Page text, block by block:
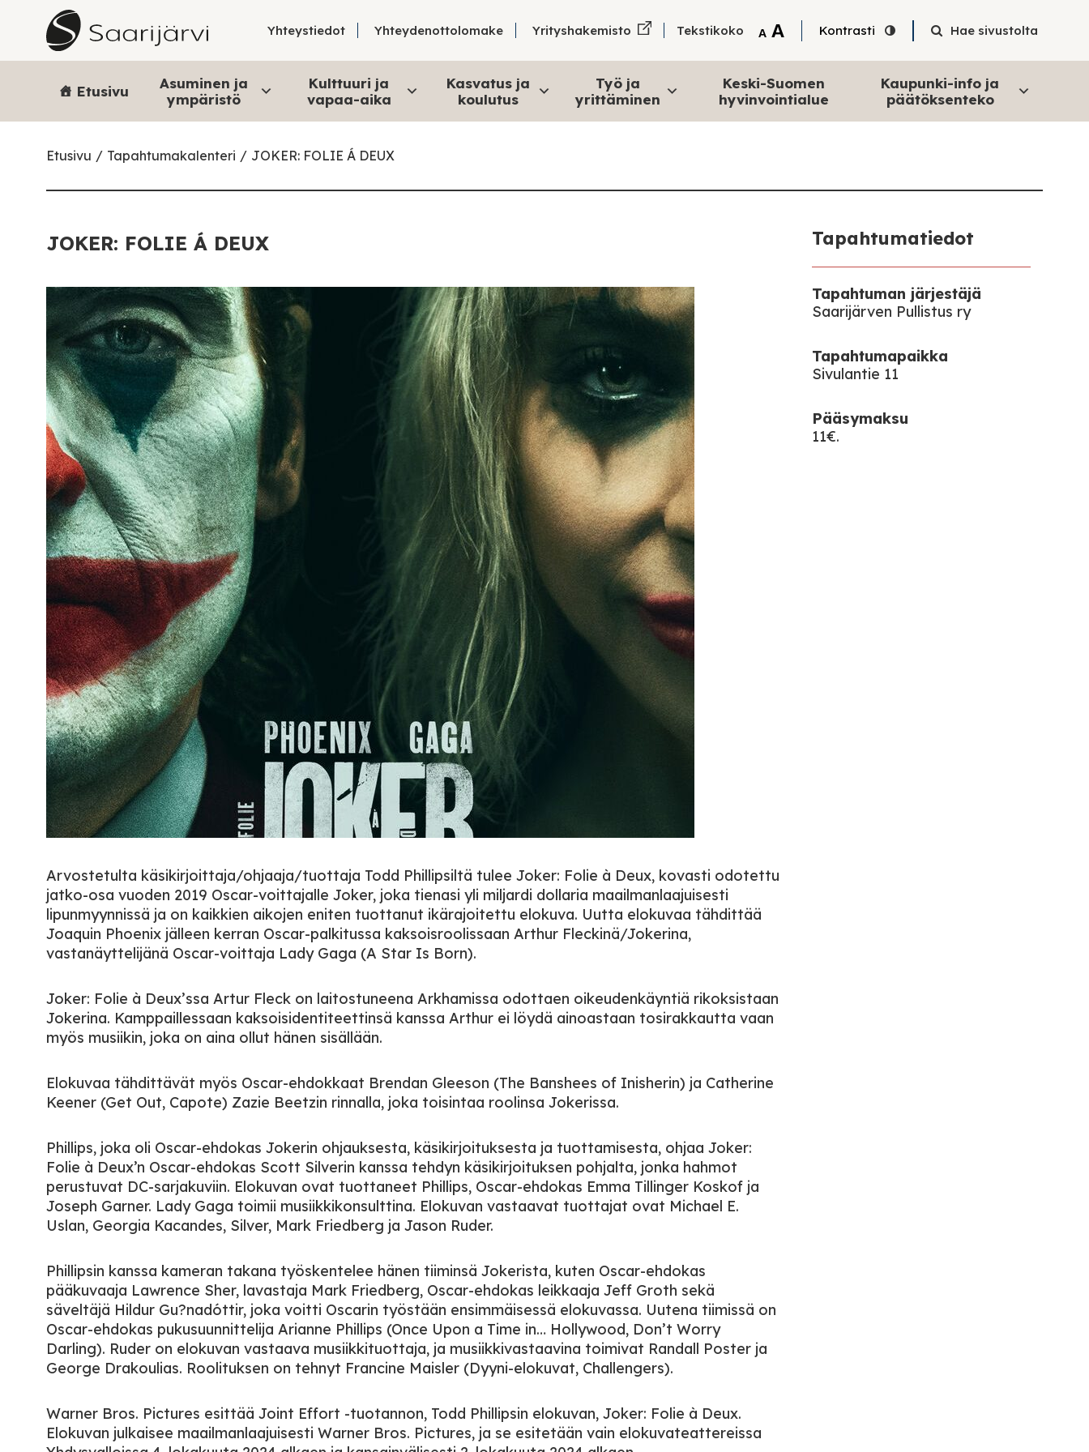
Skip to content
Yhteystiedot Yhteydenottolomake Yrityshakemisto Tekstikoko A Tekstin pienentäminen
A Tekstin suurentaminen
Kontrasti Hae sivustolta
Etusivu
Asuminen ja
ympäristö
Kulttuuri ja
vapaa-aika
Kasvatus ja
koulutus
Työ ja
yrittäminen
Keski-Suomen
hyvinvointialue
Kaupunki-info ja
päätöksenteko
Etusivu Tapahtumakalenteri JOKER: FOLIE Á DEUX
JOKER: FOLIE Á DEUX
Arvostetulta käsikirjoittaja/ohjaaja/tuottaja Todd Phillipsiltä tulee Joker: Folie à Deux, kovasti odotettu
jatko-osa vuoden 2019 Oscar-voittajalle Joker, joka tienasi yli miljardi dollaria maailmanlaajuisesti
lipunmyynnissä ja on kaikkien aikojen eniten tuottanut ikärajoitettu elokuva. Uutta elokuvaa tähdittää
Joaquin Phoenix jälleen kerran Oscar-palkitussa kaksoisroolissaan Arthur Fleckinä/Jokerina,
vastanäyttelijänä Oscar-voittaja Lady Gaga (A Star Is Born).
Joker: Folie à Deux’ssa Artur Fleck on laitostuneena Arkhamissa odottaen oikeudenkäyntiä rikoksistaan
Jokerina. Kamppaillessaan kaksoisidentiteettinsä kanssa Arthur ei löydä ainoastaan tosirakkautta vaan
myös musiikin, joka on aina ollut hänen sisällään.
Elokuvaa tähdittävät myös Oscar-ehdokkaat Brendan Gleeson (The Banshees of Inisherin) ja Catherine
Keener (Get Out, Capote) Zazie Beetzin rinnalla, joka toisintaa roolinsa Jokerissa.
Phillips, joka oli Oscar-ehdokas Jokerin ohjauksesta, käsikirjoituksesta ja tuottamisesta, ohjaa Joker:
Folie à Deux’n Oscar-ehdokas Scott Silverin kanssa tehdyn käsikirjoituksen pohjalta, jonka hahmot
perustuvat DC-sarjakuviin. Elokuvan ovat tuottaneet Phillips, Oscar-ehdokas Emma Tillinger Koskof ja
Joseph Garner. Lady Gaga toimii musiikkikonsulttina. Elokuvan vastaavat tuottajat ovat Michael E.
Uslan, Georgia Kacandes, Silver, Mark Friedberg ja Jason Ruder.
Phillipsin kanssa kameran takana työskentelee hänen tiiminsä Jokerista, kuten Oscar-ehdokas
pääkuvaaja Lawrence Sher, lavastaja Mark Friedberg, Oscar-ehdokas leikkaaja Jeff Groth sekä
säveltäjä Hildur Gu?nadóttir, joka voitti Oscarin työstään ensimmäisessä elokuvassa. Uutena tiimissä on
Oscar-ehdokas pukusuunnittelija Arianne Phillips (Once Upon a Time in… Hollywood, Don’t Worry
Darling). Ruder on elokuvan vastaava musiikkituottaja, ja musiikkivastaavina toimivat Randall Poster ja
George Drakoulias. Roolituksen on tehnyt Francine Maisler (Dyyni-elokuvat, Challengers).
Warner Bros. Pictures esittää Joint Effort -tuotannon, Todd Phillipsin elokuvan, Joker: Folie à Deux.
Elokuvan julkaisee maailmanlaajuisesti Warner Bros. Pictures, ja se esitetään vain elokuvateattereissa
Tapahtumatiedot
Tapahtuman järjestäjä
Saarijärven Pullistus ry
Tapahtumapaikka
Sivulantie 11
Pääsymaksu
11€.